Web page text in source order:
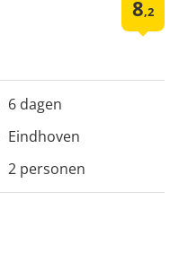
8,2
6 dagen
Eindhoven
2 personen